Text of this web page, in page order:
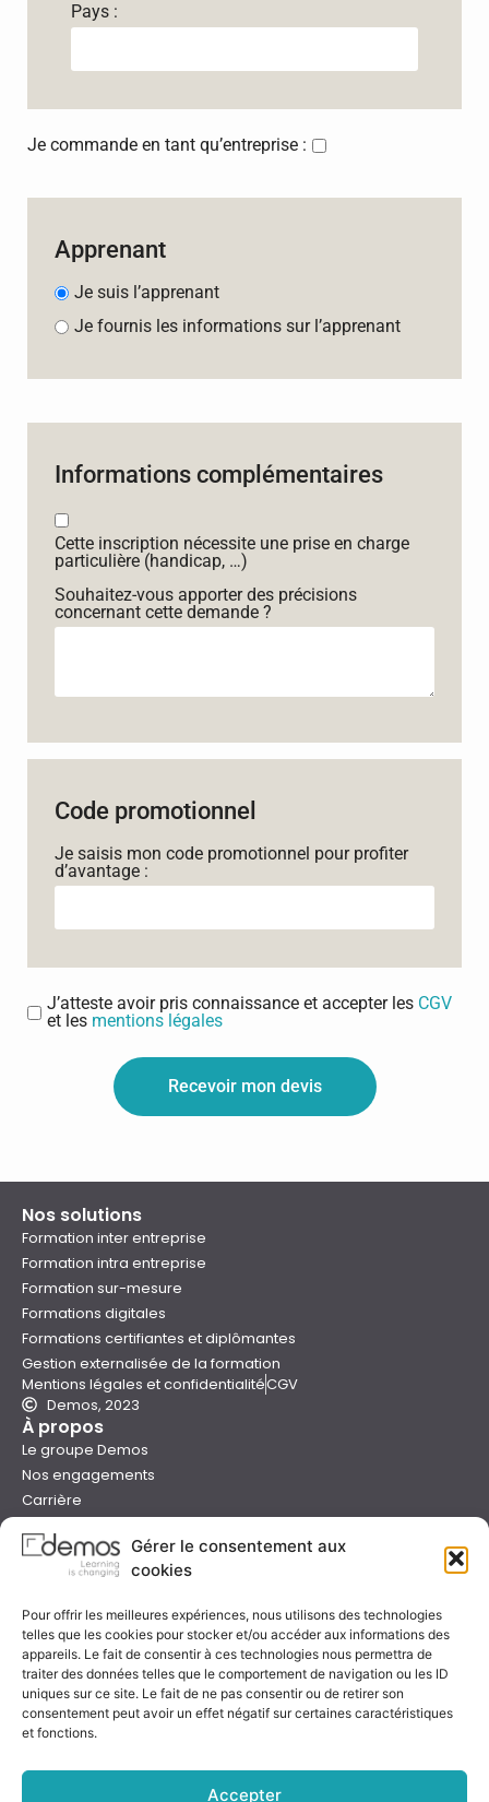
Gérer le consentement aux
cookies
Pour offrir les meilleures expériences, nous utilisons des technologies
telles que les cookies pour stocker et/ou accéder aux informations des
appareils. Le fait de consentir à ces technologies nous permettra de
traiter des données telles que le comportement de navigation ou les ID
uniques sur ce site. Le fait de ne pas consentir ou de retirer son
consentement peut avoir un effet négatif sur certaines caractéristiques
et fonctions.
Accepter
Pays :
Je commande en tant qu’entreprise :
Apprenant
Je suis l’apprenant
Je fournis les informations sur l’apprenant
Informations complémentaires
Cette inscription nécessite une prise en charge
particulière (handicap, …)
Souhaitez-vous apporter des précisions
concernant cette demande ?
Code promotionnel
Je saisis mon code promotionnel pour profiter
d’avantage :
J’atteste avoir pris connaissance et accepter les CGV
et les mentions légales
Recevoir mon devis
Nos solutions
Formation inter entreprise
Formation intra entreprise
Formation sur-mesure
Formations digitales
Formations certifiantes et diplômantes
Gestion externalisée de la formation
Mentions légales et confidentialitéCGV
Demos, 2023
À propos
Le groupe Demos
Nos engagements
Carrière
Presse
Catalogues
Aide
Nous contacter
Nous trouver
Préparer sa formation
Sessions garanties
Qualité & certification